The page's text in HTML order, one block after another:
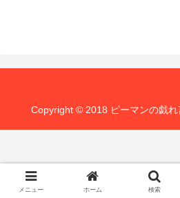
Copyright © 2018 ピーマンの戯れ
メニュー ホーム 検索